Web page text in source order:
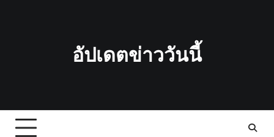
อัปเดตข่าววันนี้